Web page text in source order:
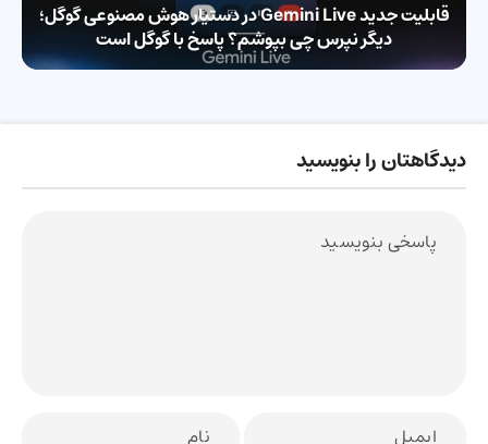
قابلیت جدید Gemini Live در دستیار هوش مصنوعی گوگل؛
دیگر نپرس چی بپوشم؟ پاسخ با گوگل است
دیدگاهتان را بنویسید